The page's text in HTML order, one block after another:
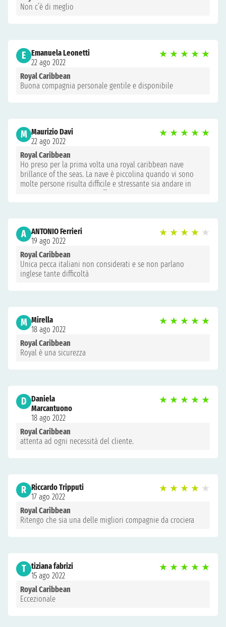
Non c’è di meglio
E Emanuela Leonetti
22 ago 2022
★ ★ ★ ★ ★
Royal Caribbean
Buona compagnia personale gentile e disponibile
M Maurizio Davi
22 ago 2022
★ ★ ★ ★ ★
Royal Caribbean
Ho preso per la prima volta una royal caribbean nave
brillance of the seas. La nave è piccolina quando vi sono
molte persone risulta difficile e stressante sia andare in
piscina che mangiare la buffet.
A ANTONIO Ferrieri
19 ago 2022
★ ★ ★ ★ ★
Royal Caribbean
Unica pecca italiani non considerati e se non parlano
inglese tante difficoltà
M Mirella
18 ago 2022
★ ★ ★ ★ ★
Royal Caribbean
Royal è una sicurezza
D Daniela
Marcantuono
18 ago 2022
★ ★ ★ ★ ★
Royal Caribbean
attenta ad ogni necessità del cliente.
R Riccardo Tripputi
17 ago 2022
★ ★ ★ ★ ★
Royal Caribbean
Ritengo che sia una delle migliori compagnie da crociera
T tiziana fabrizi
15 ago 2022
★ ★ ★ ★ ★
Royal Caribbean
Eccezionale